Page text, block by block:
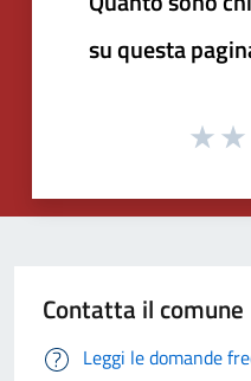
su questa
Contatta il comune
Leggi le domande